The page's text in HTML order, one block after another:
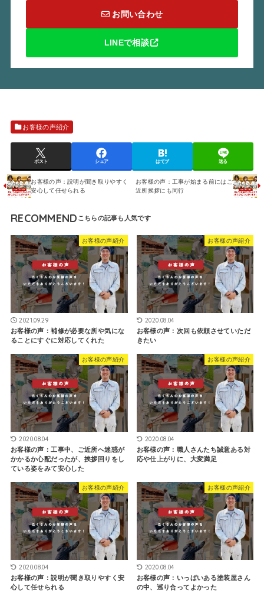
お問い合わせ
LINEで相談
お客様の声紹介
ポスト シェア はてブ 送る
お客様の声：説明が聞き取りやすく
安心して任せられる
お客様の声：工事が始まる前にはご
近所挨拶にも同行
RECOMMEND
お客様の声紹介
2021.09.29
お客様の声：補修が必要な所や気にな
ることにすぐに対応してくれた
お客様の声紹介
2020.08.04
お客様の声：次回も依頼させていただ
きたい
お客様の声紹介
2020.08.04
お客様の声：工事中、ご近所へ迷惑が
かかるか心配だったが、挨拶回りをし
ている姿をみて安心した
お客様の声紹介
2020.08.04
お客様の声：職人さんたち誠意ある対
応や仕上がりに、大変満足
お客様の声紹介
2020.08.04
お客様の声：説明が聞き取りやすく安
心して任せられる
お客様の声紹介
2020.08.04
お客様の声：いっぱいある塗装屋さん
の中、巡り合ってよかった